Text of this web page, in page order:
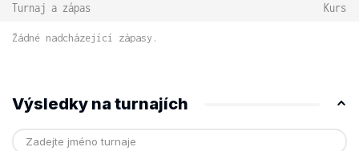
Turnaj a zápas Kurs
Žádné nadcházející zápasy.
Výsledky na turnajích